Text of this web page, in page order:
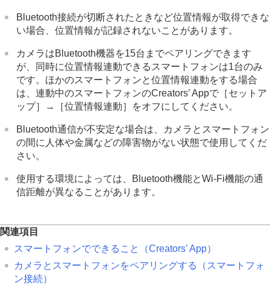
Bluetooth接続が切断されたときなど位置情報が取得できな
い場合、位置情報が記録されないことがあります。
カメラはBluetooth機器を15台までペアリングできます
が、同時に位置情報連動できるスマートフォンは1台のみ
です。ほかのスマートフォンと位置情報連動をする場合
は、連動中のスマートフォンのCreators’ Appで ［セットア
ップ］
→ ［位置情報連動］ をオフにしてください。
Bluetooth通信が不安定な場合は、カメラとスマートフォン
の間に人体や金属などの障害物がない状態で使用してくだ
さい。
使用する環境によっては、Bluetooth機能とWi-Fi機能の通
信距離が異なることがあります。
関連項目
スマートフォンでできること（Creators’ App）
カメラとスマートフォンをペアリングする（ スマートフォ
ン接続）